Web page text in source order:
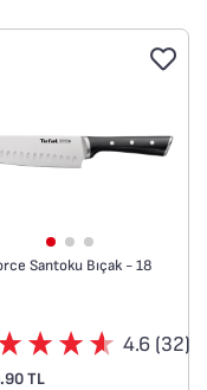
Santoku Bıçak - 18
4.6 (32)
TL